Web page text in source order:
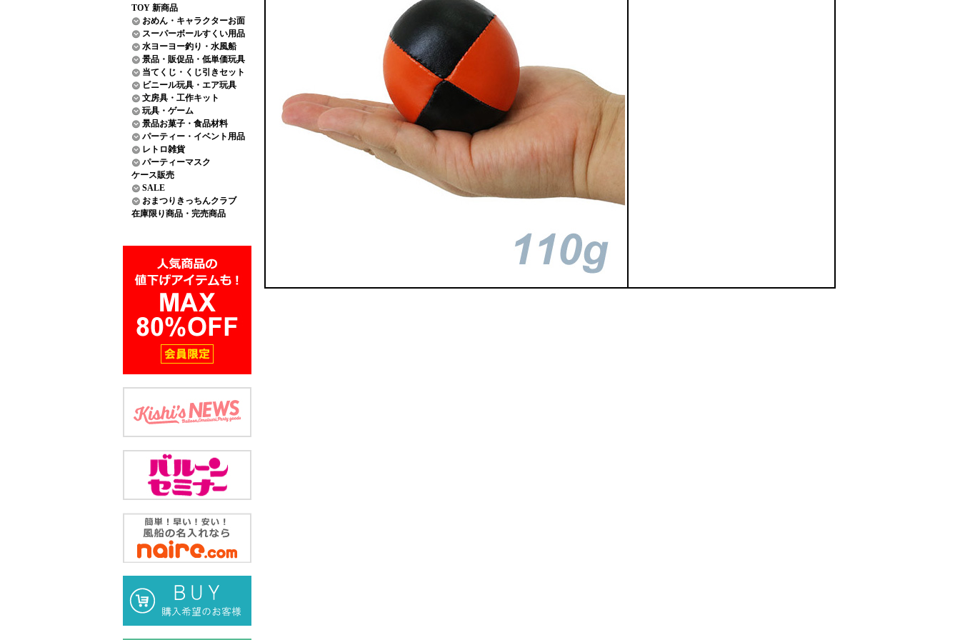
TOY 新商品
おめん・キャラクターお面
スーパーボールすくい用品
水ヨーヨー釣り・水風船
景品・販促品・低単価玩具
当てくじ・くじ引きセット
ビニール玩具・エア玩具
文房具・工作キット
玩具・ゲーム
景品お菓子・食品材料
パーティー・イベント用品
レトロ雑貨
パーティーマスク
ケース販売
SALE
おまつりきっちんクラブ
在庫限り商品・完売商品